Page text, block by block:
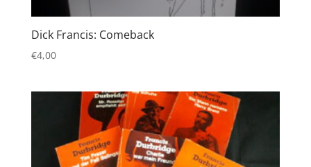
Dick Francis: Comeback
€4,00